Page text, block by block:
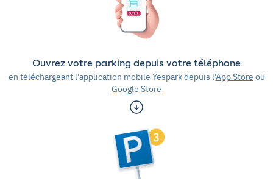
Ouvrez votre parking depuis votre téléphone
en téléchargeant l'application mobile Yespark depuis l'App Store ou
Google Store